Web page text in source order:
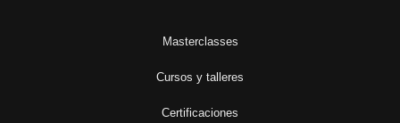
Masterclasses
Cursos y talleres
Certificaciones